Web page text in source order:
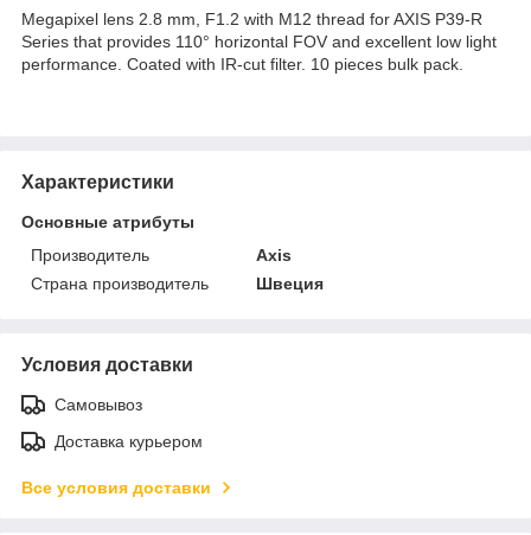
Megapixel lens 2.8 mm, F1.2 with M12 thread for AXIS P39-R
Series that provides 110° horizontal FOV and excellent low light
performance. Coated with IR-cut filter. 10 pieces bulk pack.
Характеристики
Основные атрибуты
Производитель
Axis
Страна производитель
Швеция
Условия доставки
Самовывоз
Доставка курьером
Все условия доставки